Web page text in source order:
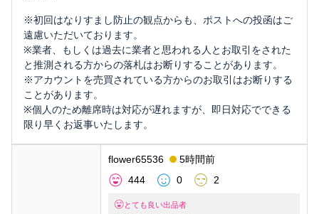
※初回はなりすまし防止の観点からも、ポストへの投函はご
遠慮いただいております。
※業者、もしくは過去に業者と思われる人とお取引をされた
と推測される方からの落札はお断りすることがあります。
※アカウントを売買されている方からのお取引はお断りする
ことがあります。
※個人のため離席時は対応が遅れますが、即日対応でできる
限り早くお返事いたします。
flower65536
5時間前
444
0 2
とても良い出品者